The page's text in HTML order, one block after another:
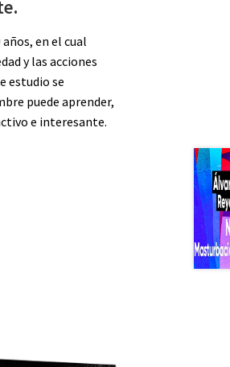
en el cual
y las acciones
estudio se
puede aprender,
e interesante.